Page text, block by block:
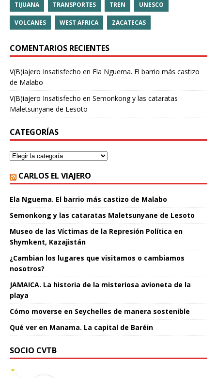
TIJUANA TRANSPORTES TREN UNESCO
VOLCANES WEST AFRICA ZACATECAS
COMENTARIOS RECIENTES
V(B)iajero Insatisfecho en Ela Nguema. El barrio más castizo
de Malabo
V(B)iajero Insatisfecho en Semonkong y las cataratas
Maletsunyane de Lesoto
CATEGORÍAS
CARLOS EL VIAJERO
Ela Nguema. El barrio más castizo de Malabo
Semonkong y las cataratas Maletsunyane de Lesoto
Museo de las Víctimas de la Represión Política en
Shymkent, Kazajistán
¿Cambian los lugares que visitamos o cambiamos
nosotros?
JAMAICA. La historia de la misteriosa avioneta de la
playa
Cómo moverse en Seychelles de manera sostenible
Qué ver en Manama. La capital de Baréin
SOCIO CVTB